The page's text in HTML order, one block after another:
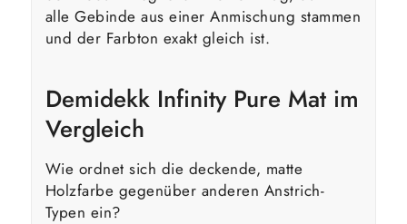
alle Gebinde aus einer Anmischung stammen
und der Farbton exakt gleich ist.
Demidekk Infinity Pure Mat im
Vergleich
Wie ordnet sich die deckende, matte
Holzfarbe gegenüber anderen Anstrich-
Typen ein?